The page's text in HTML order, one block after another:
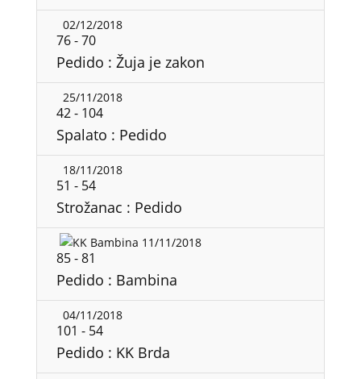
02/12/2018
76-70
Pedido : Žuja je zakon
25/11/2018
42- 104
Spalato : Pedido
18/11/2018
51 - 54
Strožanac : Pedido
11/11/2018
85-81
Pedido : Bambina
04/11/2018
101 - 54
Pedido : KK Brda